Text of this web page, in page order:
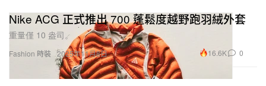
Fashion 時裝
Nike ACG 正式推出 700 蓬鬆度越野跑羽絨外套
重量僅 10 盎司。
2025年11月8日 16.6K 0